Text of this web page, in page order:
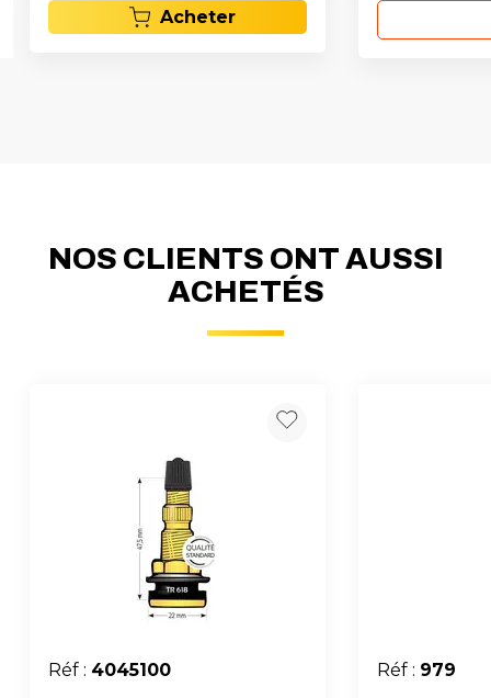
Acheter
NOS CLIENTS ONT AUSSI
ACHETÉS
Réf : 4045100
Réf : 979